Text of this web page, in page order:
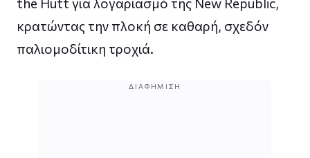
κρατώντας την πλοκή σε καθαρή, σχεδόν
παλιομοδίτικη τροχιά.
ΔΙΑΦΉΜΙΣΗ